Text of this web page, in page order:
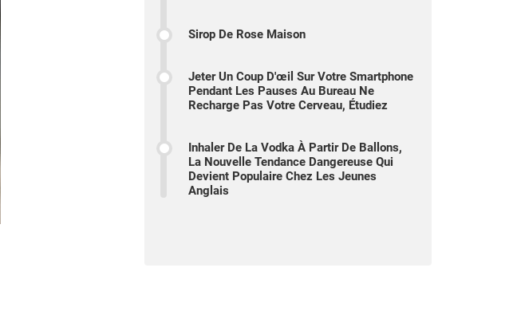
Sirop De Rose Maison
Jeter Un Coup D'œil Sur Votre Smartphone
Pendant Les Pauses Au Bureau Ne
Recharge Pas Votre Cerveau, Étudiez
Inhaler De La Vodka À Partir De Ballons,
La Nouvelle Tendance Dangereuse Qui
Devient Populaire Chez Les Jeunes
Anglais